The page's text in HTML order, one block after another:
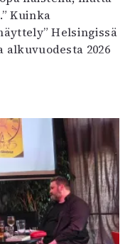
Kuinka
Helsingissä
2026